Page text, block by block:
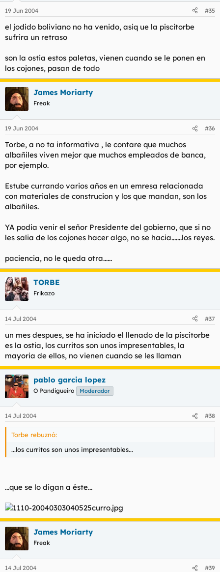
19 Jun 2004 #35
el jodido boliviano no ha venido, asiq ue la piscitorbe
sufrira un retraso
son la ostia estos paletas, vienen cuando se le ponen en
los cojones, pasan de todo
James Moriarty
Freak
19 Jun 2004 #36
Torbe, a no ta informativa , le contare que muchos
albañiles viven mejor que muchos empleados de banca,
por ejemplo.
Estube currando varios años en un emresa relacionada
con materiales de construcion y los que mandan, son los
albañiles.
YA podia venir el señor Presidente del gobierno, que si no
les salia de los cojones hacer algo, no se hacia.......los reyes.
paciencia, no le queda otra......
TORBE
Frikazo
14 Jul 2004 #37
un mes despues, se ha iniciado el llenado de la piscitorbe
es la ostia, los curritos son unos impresentables, la
mayoria de ellos, no vienen cuando se les llaman
pablo garcia lopez
O Pandigueiro Moderador
14 Jul 2004 #38
Torbe rebuznó:
...los curritos son unos impresentables...
...que se lo digan a éste...
James Moriarty
Freak
14 Jul 2004 #39